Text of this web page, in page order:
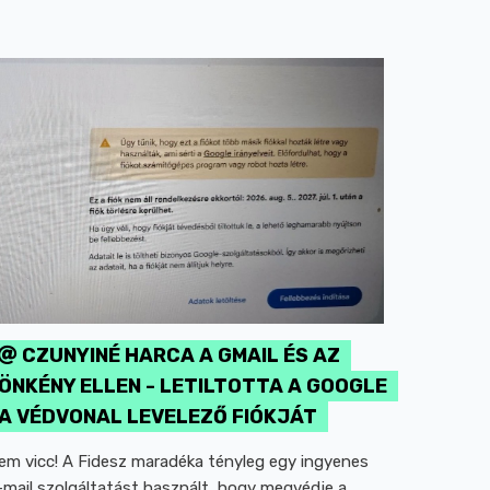
CZUNYINÉ HARCA A GMAIL ÉS AZ
ELLEN - LETILTOTTA A GOOGLE
VÉDVONAL LEVELEZŐ FIÓKJÁT
vicc! A Fidesz maradéka tényleg egy ingyenes